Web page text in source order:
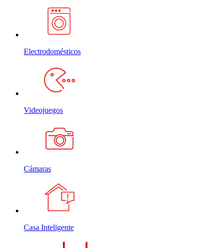
Electrodomésticos
Videojuegos
Cámaras
Casa Inteligente